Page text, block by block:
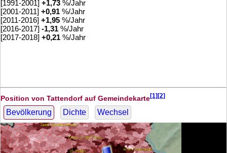
[1991-2001] +1,73 %/Jahr
[2001-2011] +0,91 %/Jahr
[2011-2016] +1,95 %/Jahr
[2016-2017] -1,31 %/Jahr
[2017-2018] +0,21 %/Jahr
Position von Tattendorf auf Gemeindekarte[1][2]
Bevölkerung Dichte Wechsel